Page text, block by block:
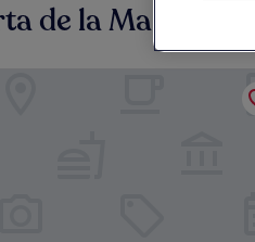
de la Marina :